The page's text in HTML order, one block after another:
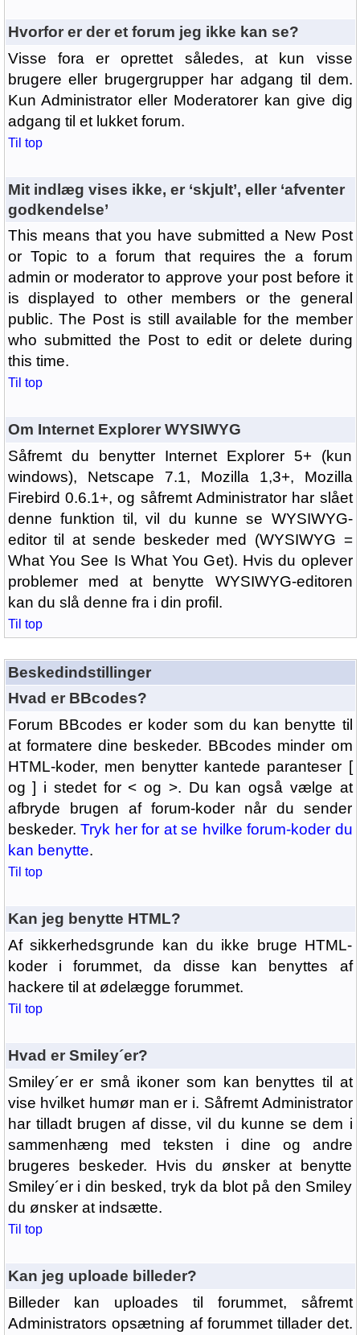
Hvorfor er der et forum jeg ikke kan se?
Visse fora er oprettet således, at kun visse
brugere eller brugergrupper har adgang til dem.
Kun Administrator eller Moderatorer kan give dig
adgang til et lukket forum.
Til top
Mit indlæg vises ikke, er ‘skjult’, eller ‘afventer
godkendelse’
This means that you have submitted a New Post
or Topic to a forum that requires the a forum
admin or moderator to approve your post before it
is displayed to other members or the general
public. The Post is still available for the member
who submitted the Post to edit or delete during
this time.
Til top
Om Internet Explorer WYSIWYG
Såfremt du benytter Internet Explorer 5+ (kun
windows), Netscape 7.1, Mozilla 1,3+, Mozilla
Firebird 0.6.1+, og såfremt Administrator har slået
denne funktion til, vil du kunne se WYSIWYG-
editor til at sende beskeder med (WYSIWYG =
What You See Is What You Get). Hvis du oplever
problemer med at benytte WYSIWYG-editoren
kan du slå denne fra i din profil.
Til top
Beskedindstillinger
Hvad er BBcodes?
Forum BBcodes er koder som du kan benytte til
at formatere dine beskeder. BBcodes minder om
HTML-koder, men benytter kantede paranteser [
og ] i stedet for < og >. Du kan også vælge at
afbryde brugen af forum-koder når du sender
beskeder. Tryk her for at se hvilke forum-koder du
kan benytte.
Til top
Kan jeg benytte HTML?
Af sikkerhedsgrunde kan du ikke bruge HTML-
koder i forummet, da disse kan benyttes af
hackere til at ødelægge forummet.
Til top
Hvad er Smiley´er?
Smiley´er er små ikoner som kan benyttes til at
vise hvilket humør man er i. Såfremt Administrator
har tilladt brugen af disse, vil du kunne se dem i
sammenhæng med teksten i dine og andre
brugeres beskeder. Hvis du ønsker at benytte
Smiley´er i din besked, tryk da blot på den Smiley
du ønsker at indsætte.
Til top
Kan jeg uploade billeder?
Billeder kan uploades til forummet, såfremt
Administrators opsætning af forummet tillader det.